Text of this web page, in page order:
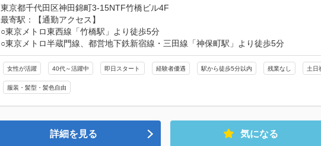
東京都千代田区神田錦町3-15NTF竹橋ビル4F
最寄駅：【通勤アクセス】
○東京メトロ東西線「竹橋駅」より徒歩5分
○東京メトロ半蔵門線、都営地下鉄新宿線・三田線「神保町駅」より徒歩5分
女性が活躍 40代～活躍中 即日スタート 経験者優遇 駅から徒歩5分以内 残業なし 土日
服装・髪型・髪色自由
詳細を見る 気になる